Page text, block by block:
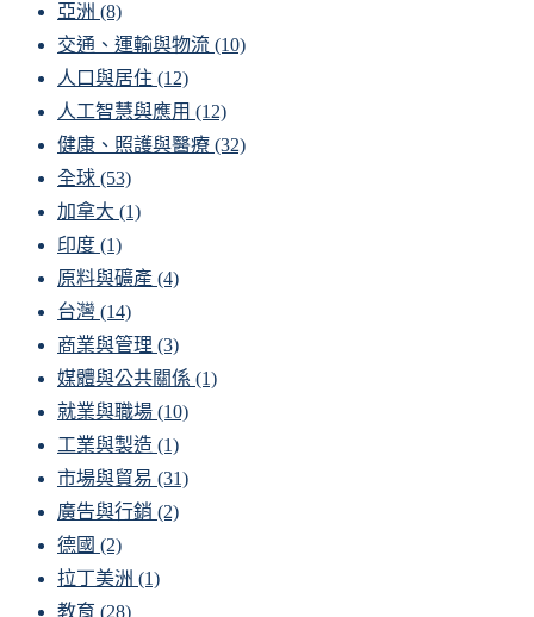
亞洲 (8)
交通、運輸與物流 (10)
人口與居住 (12)
人工智慧與應用 (12)
健康、照護與醫療 (32)
全球 (53)
加拿大 (1)
印度 (1)
原料與礦產 (4)
台灣 (14)
商業與管理 (3)
媒體與公共關係 (1)
就業與職場 (10)
工業與製造 (1)
市場與貿易 (31)
廣告與行銷 (2)
德國 (2)
拉丁美洲 (1)
教育 (28)